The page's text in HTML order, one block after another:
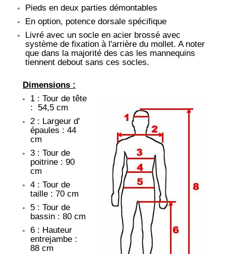
Pieds en deux parties démontables
En option, potence dorsale spécifique
Livré avec un socle en acier brossé avec
système de fixation à l'arrière du mollet. A noter
que dans la majorité des cas les mannequins
tiennent debout sans ces socles.
Dimensions :
1 : Tour de tête
: 54,5 cm
2 : Largeur d'
épaules : 44
cm
3 : Tour de
poitrine : 90
cm
4 : Tour de
taille : 70 cm
5 : Tour de
bassin : 80 cm
6 : Hauteur
entrejambe :
88 cm